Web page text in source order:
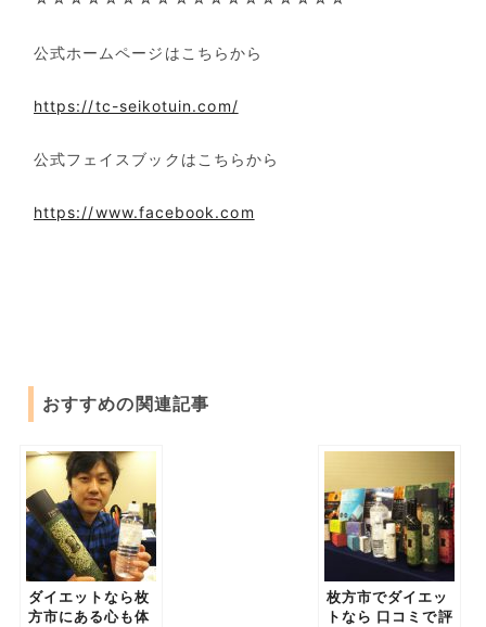
公式ホームページはこちらから
https://tc-seikotuin.com/
公式フェイスブックはこちらから
https://www.facebook.com
おすすめの関連記事
ダイエットなら枚
方市にある心も体
枚方市でダイエッ
トなら 口コミで評